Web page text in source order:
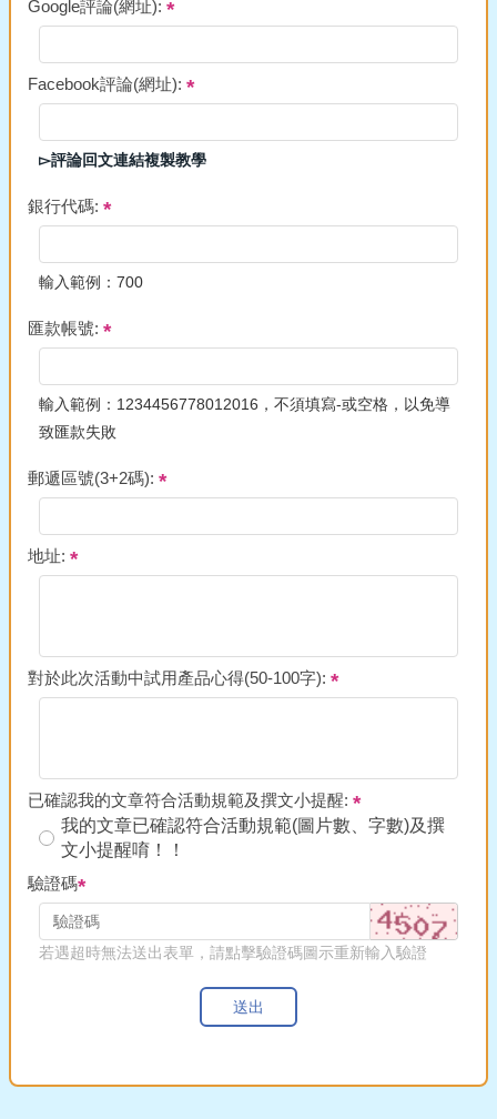
Google評論(網址):
Facebook評論(網址):
▻評論回文連結複製教學
銀行代碼:
輸入範例：700
匯款帳號:
輸入範例：1234456778012016，不須填寫-或空格，以免導
致匯款失敗
郵遞區號(3+2碼):
地址:
對於此次活動中試用產品心得(50-100字):
已確認我的文章符合活動規範及撰文小提醒:
我的文章已確認符合活動規範(圖片數、字數)及撰
文小提醒唷！！
驗證碼
若遇超時無法送出表單，請點擊驗證碼圖示重新輸入驗證
送出